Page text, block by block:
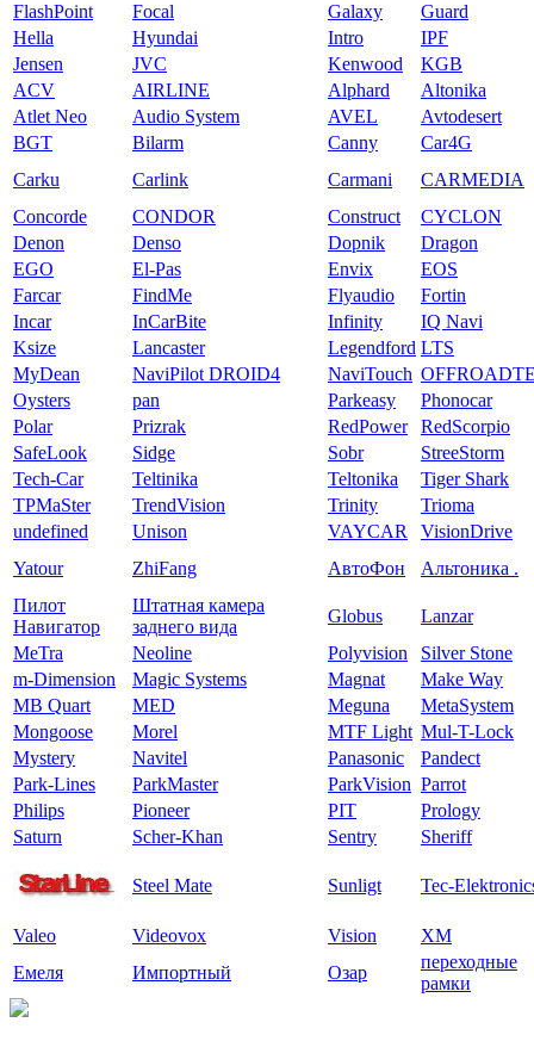
FlashPoint
Focal Galaxy
Guard
Hella
Hyundai Intro
IPF
Jensen
JVC Kenwood
KGB
ACV
AIRLINE Alphard
Altonika
Atlet Neo
Audio System AVEL
Avtodesert
BGT
Bilarm Canny
Car4G
Carku
Carlink Carmani
CARMEDIA
Concorde
CONDOR Construct
CYCLON
Denon
Denso Dopnik
Dragon
EGO
El-Pas Envix
EOS
Farcar
FindMe Flyaudio
Fortin
Incar
InCarBite Infinity
IQ Navi
Ksize
Lancaster Legendford LTS
MyDean
NaviPilot DROID4 NaviTouch
Oysters
pan Parkeasy
Phonocar
Polar
Prizrak RedPower
RedScorpio
SafeLook
Sidge Sobr
StreeStorm
Tech-Car
Teltinika Teltonika
Tiger Shark
TPMaSter
TrendVision Trinity
Trioma
undefined
Unison VAYCAR
VisionDrive
Yatour
ZhiFang АвтоФон
Альтоника .
Пилот
Навигатор
Штатная камера
заднего вида
Globus
Lanzar
MeTra
Neoline Polyvision
Silver Stone
m-Dimension
Magic Systems Magnat
Make Way
MB Quart
MED Meguna
MetaSystem
Mongoose
Morel MTF Light Mul-T-Lock
Mystery
Navitel Panasonic
Pandect
Park-Lines
ParkMaster ParkVision Parrot
Philips
Pioneer PIT
Prology
Saturn
Scher-Khan Sentry Sheriff
Steel Mate Sunligt Tec-
Valeo Videovox Vision
XM
Емеля
Импортный Озар
переходные
рамки